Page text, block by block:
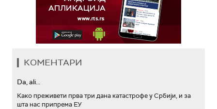
КОМЕНТАРИ
Da, ali...
Како преживети прва три дана катастрофе у Србији, и за
шта нас припрема ЕУ